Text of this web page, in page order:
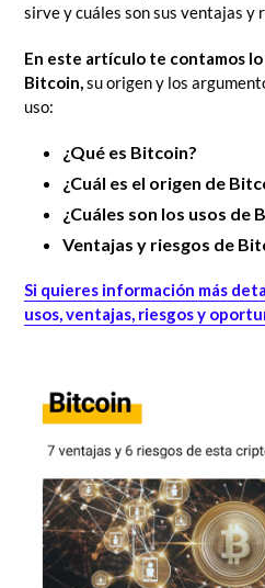
sirve y cuáles son sus ventajas y
En este artículo te contamos
Bitcoin,su origen y los
uso:
¿Qué es Bitcoin?
¿Cuál es el origen de
¿Cuáles son los usos de
Ventajas y riesgos de
Si quieres información más
usos, ventajas, riesgos y